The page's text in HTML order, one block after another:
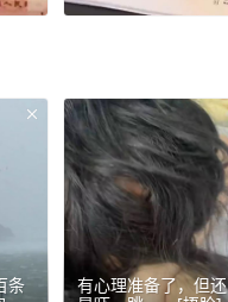
条
有心理准备了，但还